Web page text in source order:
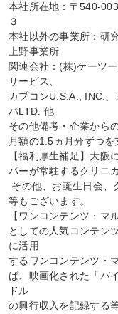
本社所在地：〒540-
３
本社以外の事業所：研
上野事業所
関連会社：(株)ケーツ
サービス、
カプコンU.S.A., INC.
パLTD. 他
その他備考・企業から
月額の1.5ヵ月分ずつを
【福利厚生補足】大阪
パーが常駐するクリニ
等もございます。
【ワンコンテンツ・マ
としての人気コンテン
に活用
するワンコンテンツ・
ば、映画化された「バ
ドル
の興行収入を記録する